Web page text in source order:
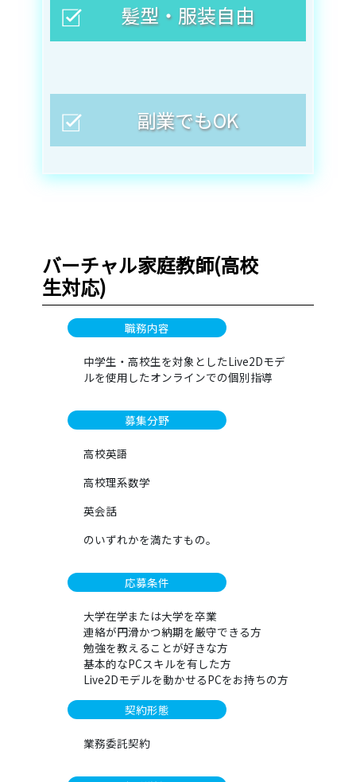
髪型・服装自由
副業でもOK
バーチャル家庭教師(高校
生対応)
職務内容
中学生・高校生を対象としたLive2Dモデ
ルを使用したオンラインでの個別指導
募集分野
高校英語
高校理系数学
英会話
のいずれかを満たすもの。
応募条件
大学在学または大学を卒業
連絡が円滑かつ納期を厳守できる方
勉強を教えることが好きな方
基本的なPCスキルを有した方
Live2Dモデルを動かせるPCをお持ちの方
契約形態
業務委託契約